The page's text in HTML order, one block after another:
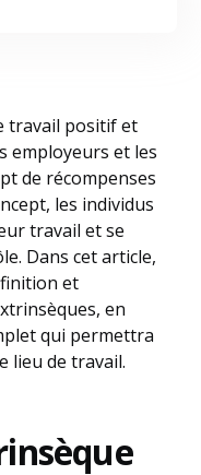
travail positif et
employeurs et les
de récompenses
les individus
travail et se
Dans cet article,
et
en
qui permettra
lieu de travail.